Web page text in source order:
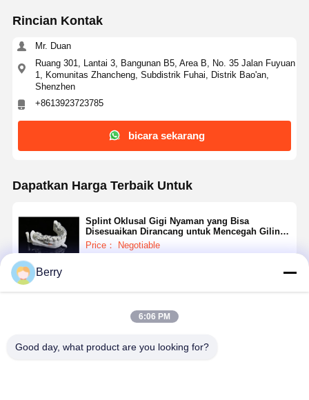
Belat Oklusal
Penjaga mulut
Pengembang Ortodontik
Rincian Kontak
Mr. Duan
Ruang 301, Lantai 3, Bangunan B5, Area B, No. 35 Jalan Fuyuan
1, Komunitas Zhancheng, Subdistrik Fuhai, Distrik Bao'an,
Shenzhen
+8613923723785
bicara sekarang
Dapatkan Harga Terbaik Untuk
Splint Oklusal Gigi Nyaman yang Bisa
Disesuaikan Dirancang untuk Mencegah Giling
Gigi dan Mengurangi Tekanan Otot Rahang
Price： Negotiable
Terus
Berry
6:06 PM
Good day, what product are you looking for?